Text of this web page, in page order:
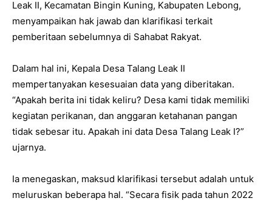
Leak II, Kecamatan Bingin Kuning, Kabupaten Lebong,
menyampaikan hak jawab dan klarifikasi terkait
pemberitaan sebelumnya di Sahabat Rakyat.
Dalam hal ini, ‎Kepala Desa Talang Leak II
mempertanyakan kesesuaian data yang diberitakan.
“Apakah berita ini tidak keliru? Desa kami tidak memiliki
kegiatan perikanan, dan anggaran ketahanan pangan
tidak sebesar itu. Apakah ini data Desa Talang Leak I?”
ujarnya.
‎Ia menegaskan, maksud klarifikasi tersebut adalah untuk
meluruskan beberapa hal. “Secara fisik pada tahun 2022